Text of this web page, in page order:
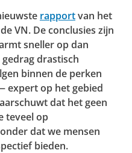
rapportvan het
VN. De conclusies zijn
sneller op dan
drastisch
binnen de perken
expert op het gebied
dat het geen
teveel op
dat we mensen
bieden.